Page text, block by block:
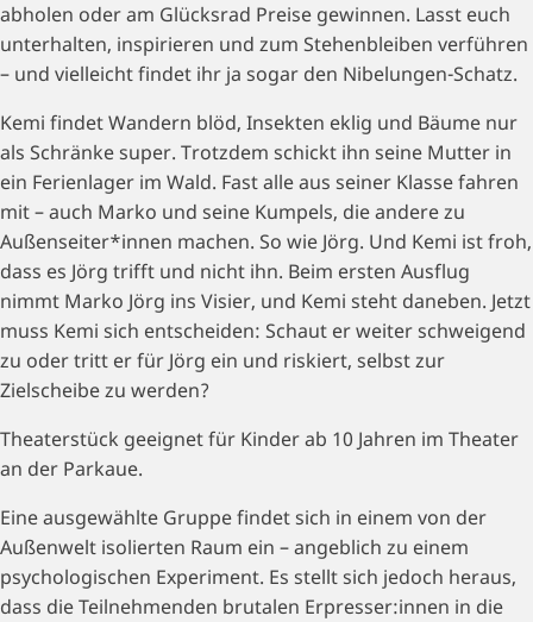
abholen oder am Glücksrad Preise gewinnen. Lasst euch
unterhalten, inspirieren und zum Stehenbleiben verführen
– und vielleicht findet ihr ja sogar den Nibelungen-Schatz.
Kemi findet Wandern blöd, Insekten eklig und Bäume nur
als Schränke super. Trotzdem schickt ihn seine Mutter in
ein Ferienlager im Wald. Fast alle aus seiner Klasse fahren
mit – auch Marko und seine Kumpels, die andere zu
Außenseiter*innen machen. So wie Jörg. Und Kemi ist froh,
dass es Jörg trifft und nicht ihn. Beim ersten Ausflug
nimmt Marko Jörg ins Visier, und Kemi steht daneben. Jetzt
muss Kemi sich entscheiden: Schaut er weiter schweigend
zu oder tritt er für Jörg ein und riskiert, selbst zur
Zielscheibe zu werden?
Theaterstück geeignet für Kinder ab 10 Jahren im Theater
an der Parkaue.
Eine ausgewählte Gruppe findet sich in einem von der
Außenwelt isolierten Raum ein – angeblich zu einem
psychologischen Experiment. Es stellt sich jedoch heraus,
dass die Teilnehmenden brutalen Erpresser:innen in die